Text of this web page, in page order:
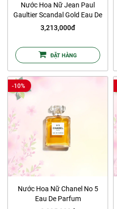
Nước Hoa Nữ Jean Paul
Gaultier Scandal Gold Eau De
Parfum 80ml
3,213,000đ
ĐẶT HÀNG
-10%
Nước Hoa Nữ Chanel No 5
Eau De Parfum